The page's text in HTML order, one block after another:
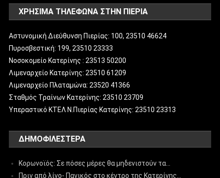
ΧΡΗΣΙΜΑ ΤΗΛΕΦΩΝΑ ΣΤΗΝ ΠΙΕΡΙΑ
Αστυνομική Διεύθυνση Πιερίας: 100, 23510 46624
Πυροσβεστική: 199, 23510 23333
Νοσοκομείο Κατερίνης : 23513 50200
Λιμεναρχείο Κατερίνης: 23510 61209
Λιμεναρχείο Πλαταμώνα: 23520 41366
Σταθμός Τραίνων Κατερίνης: 23510 23709
Υπεραστικό ΚΤΕΛ Ν.Πιερίας Κατερίνης: 23510 23313
ΔΗΜΟΦΙΛΈΣΤΕΡΑ
Κορωνοϊός: Σε πόσες μέρες θα μηδενιστούν τα…
Πριν από λίγο- Πανικός στο κέντρο της Κατερίνης…